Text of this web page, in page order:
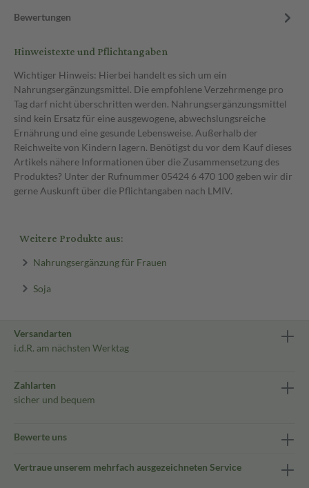
Bewertungen
Hinweistexte und Pflichtangaben
Wichtiger Hinweis: Hierbei handelt es sich um ein
Nahrungsergänzungsmittel. Die empfohlene Verzehrmenge pro
Tag darf nicht überschritten werden. Nahrungsergänzungsmittel
sind kein Ersatz für eine ausgewogene, abwechslungsreiche
Ernährung und eine gesunde Lebensweise. Außerhalb der
Reichweite von Kindern lagern. Benötigst du vor dem Kauf dieses
Artikels nähere Informationen über die Zusammensetzung des
Produktes? Unter der Rufnummer 05424 6 470 100 geben wir dir
gerne Auskunft über die Pflichtangaben nach LMIV.
Weitere Produkte aus:
Nahrungsergänzung für Frauen
Soja
Versandarten
i.d.R. am nächsten Werktag
Zahlarten
sicher und bequem
Bewerte uns
Vertraue unserem mehrfach ausgezeichneten Service